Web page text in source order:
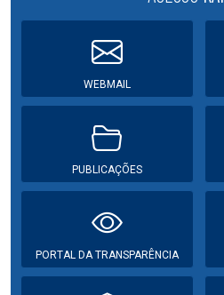
WEBMAIL
PUBLICAÇÕES
PORTAL DA TRANSPARÊNCIA